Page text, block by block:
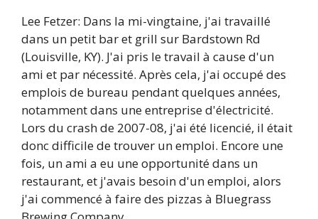
Lee Fetzer: Dans la mi-vingtaine, j'ai travaillé
dans un petit bar et grill sur Bardstown Rd
(Louisville, KY). J'ai pris le travail à cause d'un
ami et par nécessité. Après cela, j'ai occupé des
emplois de bureau pendant quelques années,
notamment dans une entreprise d'électricité.
Lors du crash de 2007-08, j'ai été licencié, il était
donc difficile de trouver un emploi. Encore une
fois, un ami a eu une opportunité dans un
restaurant, et j'avais besoin d'un emploi, alors
j'ai commencé à faire des pizzas à Bluegrass